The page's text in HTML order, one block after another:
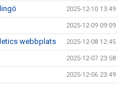
2025-12-10 13:49
2025-12-09 09:09
webbplats 2025-12-08 12:45
2025-12-07 23:58
2025-12-06 23:49